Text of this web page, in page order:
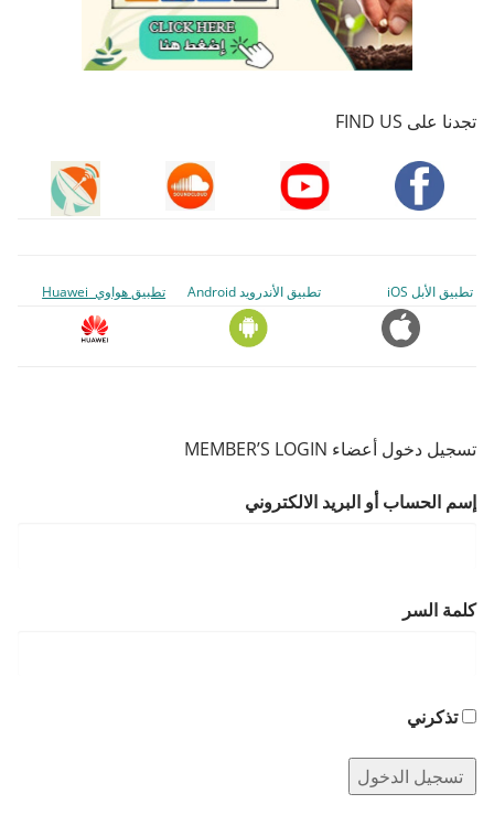
تجدنا على FIND US
تطبيق الأبل iOS تطبيق الأندرويد Android تطبيق هواوي Huawei
تسجيل دخول أعضاء MEMBER’S LOGIN
إسم الحساب أو البريد الالكتروني
كلمة السر
تذكرني